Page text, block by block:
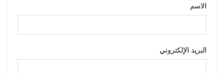
الاسم
البريد الإلكتروني